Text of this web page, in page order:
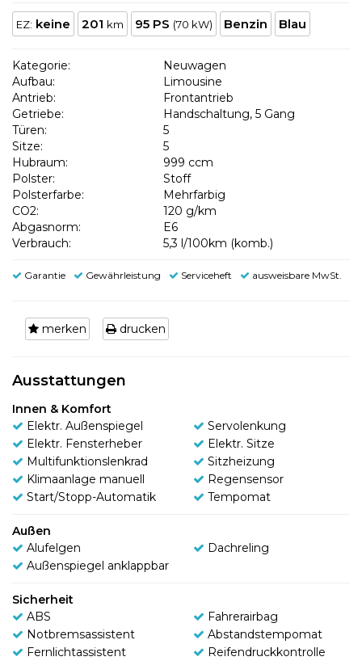
EZ: keine 201 km 95 PS (70 kW) Benzin Blau
Kategorie:
Neuwagen
Aufbau:
Limousine
Antrieb:
Frontantrieb
Getriebe:
Handschaltung, 5 Gang
Türen:
5
Sitze:
5
Hubraum:
999 ccm
Polster:
Stoff
Polsterfarbe:
Mehrfarbig
CO2:
120 g/km
Abgasnorm:
E6
Verbrauch:
5,3 l/100km (komb.)
Garantie Gewährleistung Serviceheft ausweisbare MwSt.
merken drucken
Ausstattungen
Innen & Komfort
Elektr. Außenspiegel
Servolenkung
Elektr. Fensterheber
Elektr. Sitze
Multifunktionslenkrad
Sitzheizung
Klimaanlage manuell
Regensensor
Start/Stopp-Automatik
Tempomat
Außen
Alufelgen
Dachreling
Außenspiegel anklappbar
Sicherheit
ABS
Fahrerairbag
Notbremsassistent
Abstandstempomat
Fernlichtassistent
Reifendruckkontrolle